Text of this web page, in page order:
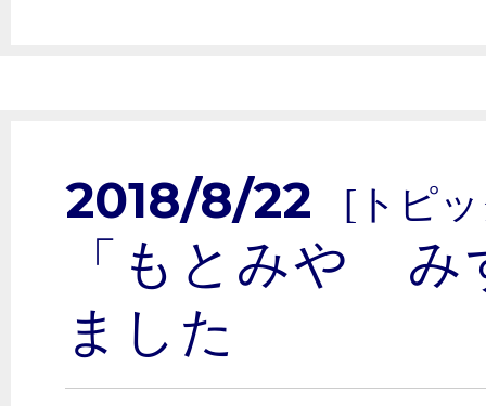
2018/8/22 [トピ
「もとみや み
ました